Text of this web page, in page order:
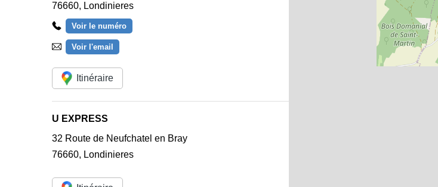
76660, Londinieres
Voir le numéro
Voir l'email
Itinéraire
U EXPRESS
32 Route de Neufchatel en Bray
76660, Londinieres